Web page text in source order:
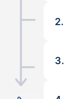
2.
3.